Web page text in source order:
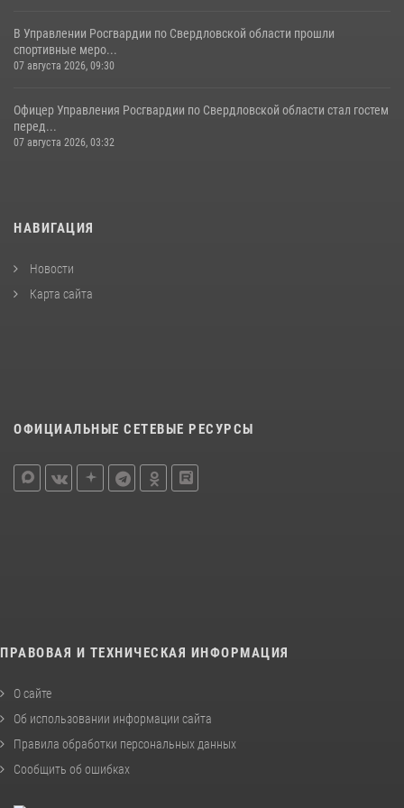
В Управлении Росгвардии по Свердловской области прошли
спортивные меро...
07 августа 2026, 09:30
Офицер Управления Росгвардии по Свердловской области стал гостем
перед...
07 августа 2026, 03:32
НАВИГАЦИЯ
Новости
Карта сайта
ОФИЦИАЛЬНЫЕ СЕТЕВЫЕ РЕСУРСЫ
ПРАВОВАЯ И ТЕХНИЧЕСКАЯ ИНФОРМАЦИЯ
О сайте
Об использовании информации сайта
Правила обработки персональных данных
Сообщить об ошибках